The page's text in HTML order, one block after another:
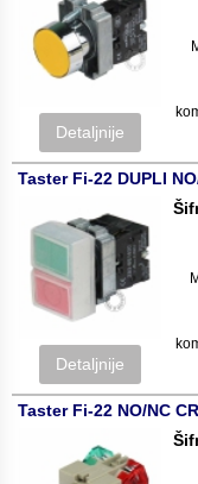
Detaljnije
Taster Fi-22 DUPLI
Detaljnije
Taster Fi-22 NO/NC